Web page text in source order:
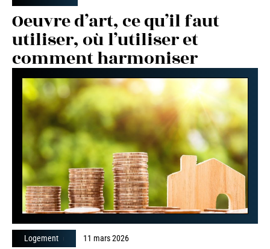
Oeuvre d’art, ce qu’il faut
utiliser, où l’utiliser et
comment harmoniser
Logement 11 mars 2026